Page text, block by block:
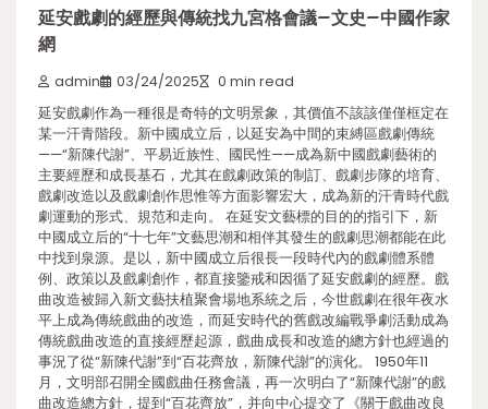
延安戲劇的經歷與傳統找九宮格會議–文史–中國作家
網
admin 03/24/2025 0 min read
延安戲劇作為一種很是奇特的文明景象，其價值不該該僅僅框定在
某一汗青階段。新中國成立后，以延安為中間的束縛區戲劇傳統
——“新陳代謝”、平易近族性、國民性——成為新中國戲劇藝術的
主要經歷和成長基石，尤其在戲劇政策的制訂、戲劇步隊的培育、
戲劇改造以及戲劇創作思惟等方面影響宏大，成為新的汗青時代戲
劇運動的形式、規范和走向。 在延安文藝標的目的的指引下，新
中國成立后的“十七年”文藝思潮和相伴其發生的戲劇思潮都能在此
中找到泉源。是以，新中國成立后很長一段時代內的戲劇體系體
例、政策以及戲劇創作，都直接鑒戒和因循了延安戲劇的經歷。戲
曲改造被歸入新文藝扶植聚會場地系統之后，今世戲劇在很年夜水
平上成為傳統戲曲的改造，而延安時代的舊戲改編戰爭劇活動成為
傳統戲曲改造的直接經歷起源，戲曲成長和改造的總方針也經過的
事況了從“新陳代謝”到“百花齊放，新陳代謝”的演化。 1950年11
月，文明部召開全國戲曲任務會議，再一次明白了“新陳代謝”的戲
曲改造總方針，提到“百花齊放”，并向中心提交了《關于戲曲改良